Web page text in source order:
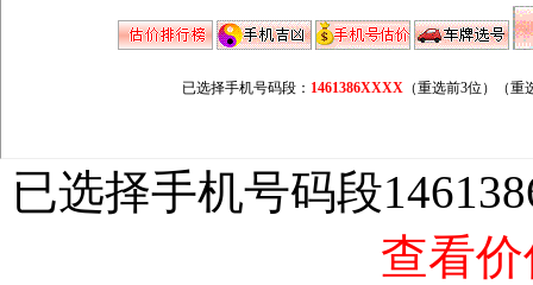
已选择手机号码段： 1461386XXXX （重选前3位） （
已选择手机号码段
查看